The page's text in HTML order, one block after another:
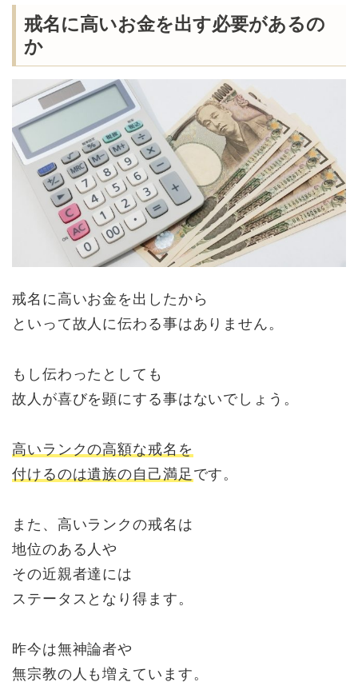
戒名に高いお金を出す必要があるの
か
戒名に高いお金を出したから
といって故人に伝わる事はありません。
もし伝わったとしても
故人が喜びを顕にする事はないでしょう。
高いランクの高額な戒名を
付けるのは遺族の自己満足 です。
また、高いランクの戒名は
地位のある人や
その近親者達には
ステータスとなり得ます。
昨今は無神論者や
無宗教の人も増えています。